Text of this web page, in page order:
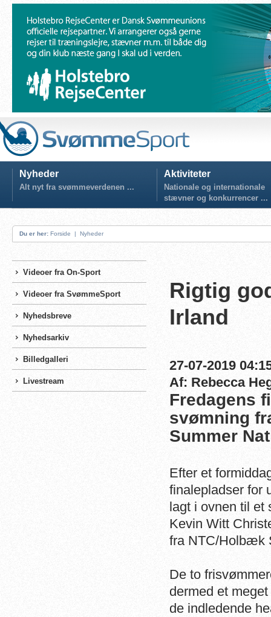
Nyheder
Alt nyt fra svømmeverdenen ...
Aktiviteter
Nationale og internationale
stævner og konkurrencer ...
Du er her: Forside | Nyheder
Videoer fra On-Sport
Videoer fra SvømmeSport
Nyhedsbreve
Nyhedsarkiv
Billedgalleri
Livestream
Rigtig
Irland
27-07-2019
Af: Rebecca
Fredagens
svømning
Summer
Efter et
finalepladser for
lagt i ovnen til et
Kevin Witt
fra NTC/Holbæk
De to
dermed et
de indledende